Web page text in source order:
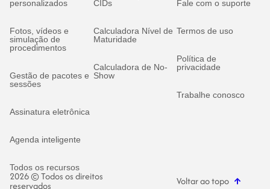
personalizados
Fotos, vídeos e
simulação de
procedimentos
Gestão de pacotes e
sessões
Assinatura eletrônica
Agenda inteligente
Todos os recursos
CIDs
Calculadora Nível de
Maturidade
Calculadora de No-
Show
Fale com o suporte
Termos de uso
Política de
privacidade
Trabalhe conosco
2026 © Todos os direitos
reservados Voltar ao topo